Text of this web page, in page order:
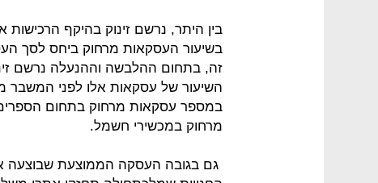
בשיעור העסקאות מרחוק ביחס לסך
מרחוק במכשירי חשמל.